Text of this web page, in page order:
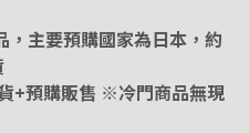
，主要預購國家為日本，約
+預購販售 ※冷門商品無現